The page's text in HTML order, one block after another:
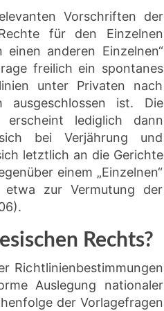
Vorschriften der
für den Einzelnen
anderen Einzelnen“
freilich ein spontanes
unter Privaten nach
ausgeschlossen ist. Die
erscheint lediglich dann
bei Verjährung und
letztlich an die Gerichte
einem „Einzelnen“
zur Vermutung der
Rechts?
Richtlinienbestimmungen
Auslegung nationaler
der Vorlagefragen